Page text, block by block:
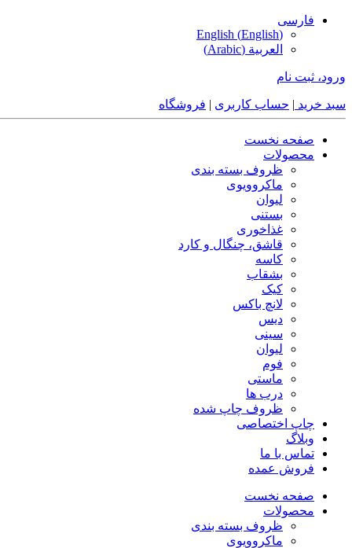
فارسی
English (English)
العربية (
Arabic
)
ورود، ثبت نام
سبد خرید | حساب کاربری | فروشگاه
صفحه نخست
محصولات
ظروف بسته بندی
ماکروویوی
لیوان
بستنی
غذاخوری
قاشق، چنگال و کارد
کاسه
بشقاب
کیک
لانچ باکس
دیس
سینی
لیوان
فوم
ماستی
درب ها
ظروف چاپ شده
چاپ اختصاصی
وبلاگ
تماس با ما
فروش عمده
صفحه نخست
محصولات
ظروف بسته بندی
ماکروویوی